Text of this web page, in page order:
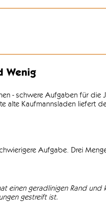
Wenig
- schwere Aufgaben für die
alte Kaufmannsladen liefert
Aufgabe. Drei
einen geradlinigen Rand
gestreift ist.